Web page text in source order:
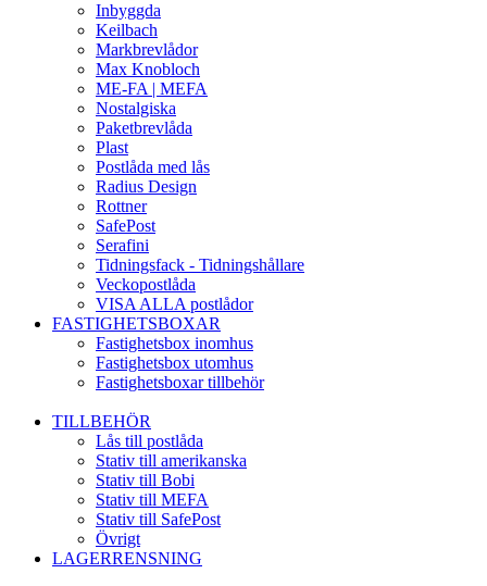
Inbyggda
Keilbach
Markbrevlådor
Max Knobloch
ME-FA | MEFA
Nostalgiska
Paketbrevlåda
Plast
Postlåda med lås
Radius Design
Rottner
SafePost
Serafini
Tidningsfack - Tidningshållare
Veckopostlåda
VISA ALLA postlådor
FASTIGHETSBOXAR
Fastighetsbox inomhus
Fastighetsbox utomhus
Fastighetsboxar tillbehör
TILLBEHÖR
Lås till postlåda
Stativ till amerikanska
Stativ till Bobi
Stativ till MEFA
Stativ till SafePost
Övrigt
LAGERRENSNING